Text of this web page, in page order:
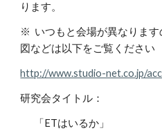
ります。
※ いつもと会場が異なります
図などは以下をご覧ください
http://www.studio-net.co.jp/
研究会タイトル：
「ETはいるか」